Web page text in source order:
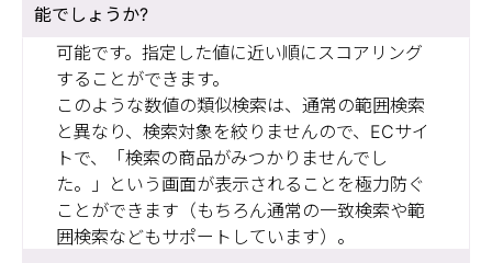
能でしょうか?
可能です。指定した値に近い順にスコアリング
することができます。
このような数値の類似検索は、通常の範囲検索
と異なり、検索対象を絞りませんので、ECサイ
トで、「検索の商品がみつかりませんでし
た。」という画面が表示されることを極力防ぐ
ことができます（もちろん通常の一致検索や範
囲検索などもサポートしています）。